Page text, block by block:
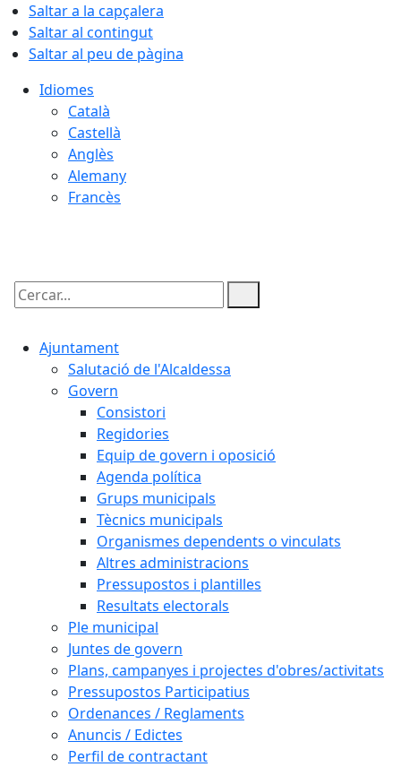
Saltar a la capçalera
Saltar al contingut
Saltar al peu de pàgina
Idiomes
Català
Castellà
Anglès
Alemany
Francès
Cercar:
Ajuntament
Salutació de l'Alcaldessa
Govern
Consistori
Regidories
Equip de govern i oposició
Agenda política
Grups municipals
Tècnics municipals
Organismes dependents o vinculats
Altres administracions
Pressupostos i plantilles
Resultats electorals
Ple municipal
Juntes de govern
Plans, campanyes i projectes d'obres/activitats
Pressupostos Participatius
Ordenances / Reglaments
Anuncis / Edictes
Perfil de contractant